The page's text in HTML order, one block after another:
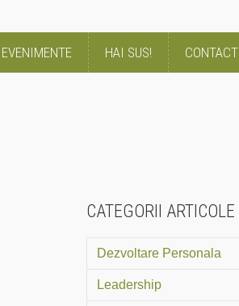
EVENIMENTE HAI SUS! CONTACT
CATEGORII ARTICOLE
Dezvoltare Personala
Leadership